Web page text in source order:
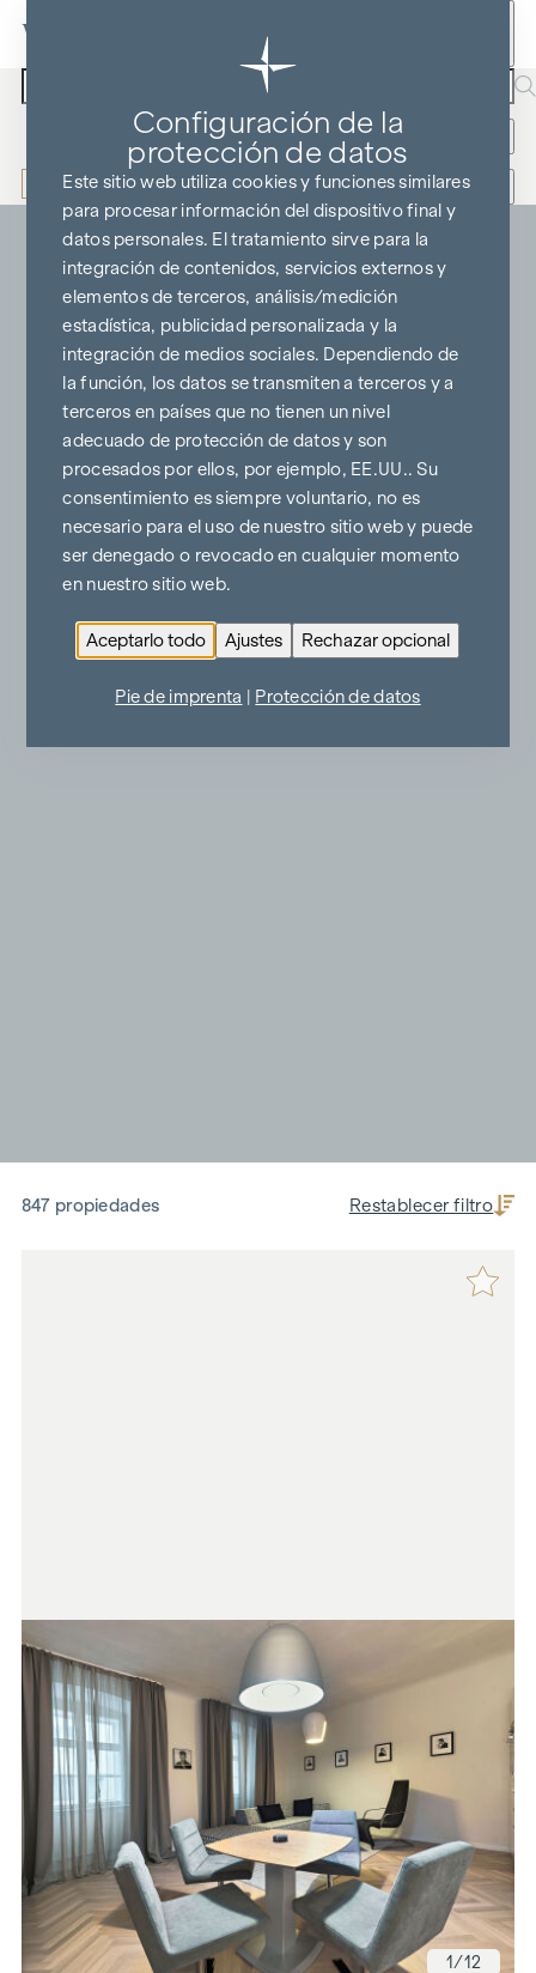
Ir al contenido
Búsqueda por radio Ocultar mapa
Alquiler Más filtros
Restablecer filtro
847 propiedades
1/12
Configuración de la
protección de datos
Este sitio web utiliza cookies y funciones similares
para procesar información del dispositivo final y
datos personales. El tratamiento sirve para la
integración de contenidos, servicios externos y
elementos de terceros, análisis/medición
estadística, publicidad personalizada y la
integración de medios sociales. Dependiendo de
la función, los datos se transmiten a terceros y a
terceros en países que no tienen un nivel
adecuado de protección de datos y son
procesados por ellos, por ejemplo, EE.UU.. Su
consentimiento es siempre voluntario, no es
necesario para el uso de nuestro sitio web y puede
ser denegado o revocado en cualquier momento
en nuestro sitio web.
Aceptarlo todo Ajustes Rechazar opcional
Pie de imprenta Protección de datos